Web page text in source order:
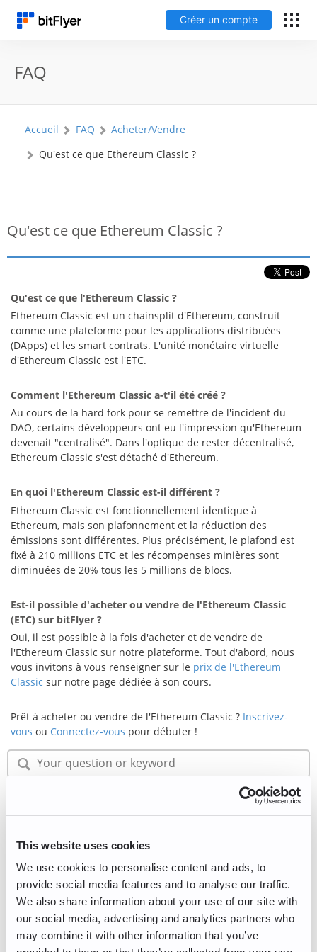
This website uses cookies
We use cookies to personalise content and ads, to
provide social media features and to analyse our traffic.
We also share information about your use of our site with
our social media, advertising and analytics partners who
may combine it with other information that you’ve
Créer un compte
Glossaire
Sécurité
FAQ
Accueil FAQ
Acheter/Vendre
Qu'est ce que Ethereum Classic ?
Qu'est ce que Ethereum Classic ?
Qu'est ce que l'Ethereum Classic ?
Ethereum Classic est un chainsplit d'Ethereum, construit
comme une plateforme pour les applications distribuées
(DApps) et les smart contrats. L'unité monétaire virtuelle
d'Ethereum Classic est l'ETC.
Comment l'Ethereum Classic a-t'il été créé ?
Au cours de la hard fork pour se remettre de l'incident du
DAO, certains développeurs ont eu l'impression qu'Ethereum
devenait "centralisé". Dans l'optique de rester décentralisé,
Ethereum Classic s'est détaché d'Ethereum.
En quoi l'Ethereum Classic est-il différent ?
Ethereum Classic est fonctionnellement identique à
Ethereum, mais son plafonnement et la réduction des
émissions sont différentes. Plus précisément, le plafond est
fixé à 210 millions ETC et les récompenses minières sont
diminuées de 20% tous les 5 millions de blocs.
Est-il possible d'acheter ou vendre de l'Ethereum Classic
(ETC) sur bitFlyer ?
Oui, il est possible à la fois d'acheter et de vendre de
l'Ethereum Classic sur notre plateforme. Tout d'abord, nous
vous invitons à vous renseigner sur le prix de l'Ethereum
Classic sur notre page dédiée à son cours.
Prêt à acheter ou vendre de l'Ethereum Classic ? Inscrivez-
vous ou Connectez-vous pour débuter !
Débuter
Gestion de compte